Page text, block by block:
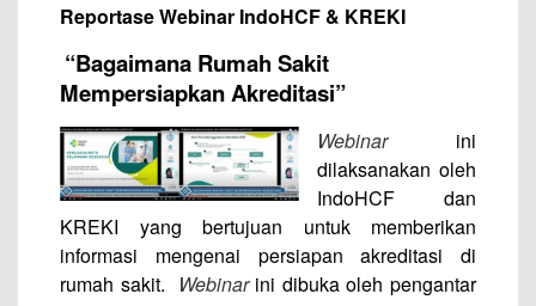
Reportase Webinar IndoHCF & KREKI
“Bagaimana Rumah Sakit
Mempersiapkan Akreditasi”
Webinarini
dilaksanakan oleh
IndoHCF dan
KREKI yang bertujuan untuk memberikan
informasi mengenai persiapan akreditasi di
rumah sakit. Webinar ini dibuka oleh pengantar